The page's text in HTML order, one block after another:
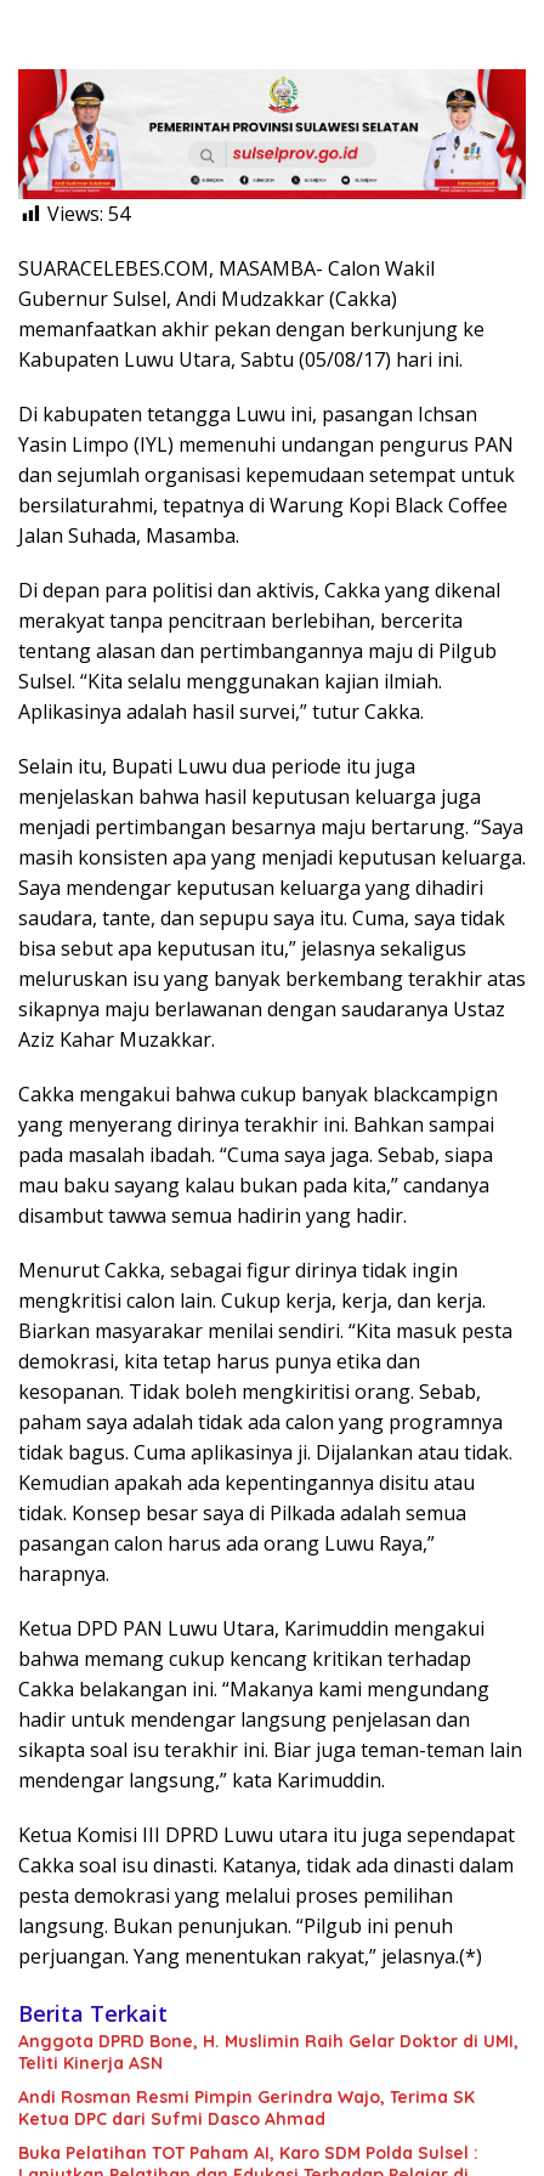
Views: 54
SUARACELEBES.COM, MASAMBA- Calon Wakil
Gubernur Sulsel, Andi Mudzakkar (Cakka)
memanfaatkan akhir pekan dengan berkunjung ke
Kabupaten Luwu Utara, Sabtu (05/08/17) hari ini.
Di kabupaten tetangga Luwu ini, pasangan Ichsan
Yasin Limpo (IYL) memenuhi undangan pengurus PAN
dan sejumlah organisasi kepemudaan setempat untuk
bersilaturahmi, tepatnya di Warung Kopi Black Coffee
Jalan Suhada, Masamba.
Di depan para politisi dan aktivis, Cakka yang dikenal
merakyat tanpa pencitraan berlebihan, bercerita
tentang alasan dan pertimbangannya maju di Pilgub
Sulsel. “Kita selalu menggunakan kajian ilmiah.
Aplikasinya adalah hasil survei,” tutur Cakka.
Selain itu, Bupati Luwu dua periode itu juga
menjelaskan bahwa hasil keputusan keluarga juga
menjadi pertimbangan besarnya maju bertarung. “Saya
masih konsisten apa yang menjadi keputusan keluarga.
Saya mendengar keputusan keluarga yang dihadiri
saudara, tante, dan sepupu saya itu. Cuma, saya tidak
bisa sebut apa keputusan itu,” jelasnya sekaligus
meluruskan isu yang banyak berkembang terakhir atas
sikapnya maju berlawanan dengan saudaranya Ustaz
Aziz Kahar Muzakkar.
Cakka mengakui bahwa cukup banyak blackcampign
yang menyerang dirinya terakhir ini. Bahkan sampai
pada masalah ibadah. “Cuma saya jaga. Sebab, siapa
mau baku sayang kalau bukan pada kita,” candanya
disambut tawwa semua hadirin yang hadir.
Menurut Cakka, sebagai figur dirinya tidak ingin
mengkritisi calon lain. Cukup kerja, kerja, dan kerja.
Biarkan masyarakar menilai sendiri. “Kita masuk pesta
demokrasi, kita tetap harus punya etika dan
kesopanan. Tidak boleh mengkiritisi orang. Sebab,
paham saya adalah tidak ada calon yang programnya
tidak bagus. Cuma aplikasinya ji. Dijalankan atau tidak.
Kemudian apakah ada kepentingannya disitu atau
tidak. Konsep besar saya di Pilkada adalah semua
pasangan calon harus ada orang Luwu Raya,”
harapnya.
Ketua DPD PAN Luwu Utara, Karimuddin mengakui
bahwa memang cukup kencang kritikan terhadap
Cakka belakangan ini. “Makanya kami mengundang
hadir untuk mendengar langsung penjelasan dan
sikapta soal isu terakhir ini. Biar juga teman-teman lain
mendengar langsung,” kata Karimuddin.
Ketua Komisi III DPRD Luwu utara itu juga sependapat
Cakka soal isu dinasti. Katanya, tidak ada dinasti dalam
pesta demokrasi yang melalui proses pemilihan
langsung. Bukan penunjukan. “Pilgub ini penuh
perjuangan. Yang menentukan rakyat,” jelasnya.(*)
Berita Terkait
Anggota DPRD Bone, H. Muslimin Raih Gelar Doktor di UMI,
Teliti Kinerja ASN
Andi Rosman Resmi Pimpin Gerindra Wajo, Terima SK
Ketua DPC dari Sufmi Dasco Ahmad
Buka Pelatihan TOT Paham AI, Karo SDM Polda Sulsel :